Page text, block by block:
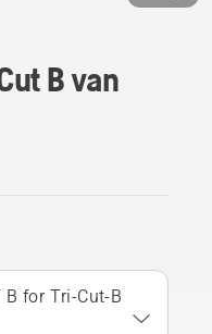
B van
B for Tri-Cut-B